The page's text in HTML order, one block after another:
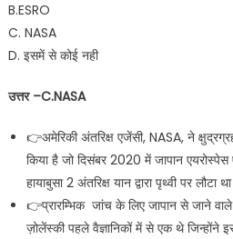
B.ESRO
C. NASA
D. इसमें से कोई नही
उत्तर –C.NASA
👉अमेरिकी अंतरिक्ष एजेंसी, NASA, ने
किया है जो दिसंबर 2020 में जापान
हायाबुसा 2 अंतरिक्ष यान द्वारा पृथ्वी पर लौटा
👉प्रारम्भिक जांच के लिए जापान से जाने
ज़ोलेंस्की पहले वैज्ञानिकों में से एक थे जिन्होंने